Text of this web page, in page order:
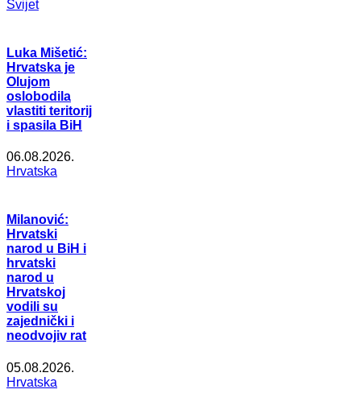
Svijet
Luka Mišetić:
Hrvatska je
Olujom
oslobodila
vlastiti teritorij
i spasila BiH
06.08.2026.
Hrvatska
Milanović:
Hrvatski
narod u BiH i
hrvatski
narod u
Hrvatskoj
vodili su
zajednički i
neodvojiv rat
05.08.2026.
Hrvatska